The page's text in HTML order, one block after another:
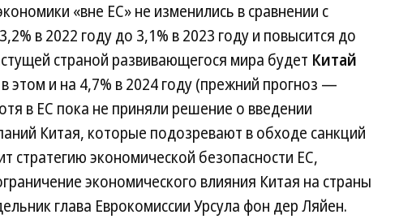
«вне ЕС» не изменились в сравнении с
в 2022 году до 3,1% в 2023 году и повысится до
страной развивающегося мира будет Китай
этом и на 4,7% в 2024 году (прежний прогноз —
в ЕС пока не приняли решение о введении
Китая, которые подозревают в обходе санкций
стратегию экономической безопасности ЕС,
экономического влияния Китая на страны
глава Еврокомиссии Урсула фон дер Ляйен.